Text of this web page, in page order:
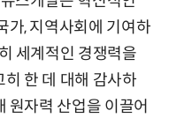
가, 지역사회에 기여하
세계적인 경쟁력을
한 데 대해 감사하
원자력 산업을 이끌어